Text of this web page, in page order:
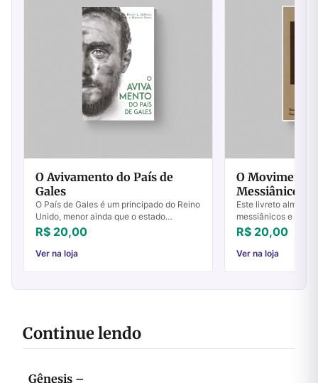
O Avivamento do País de
Gales
O País de Gales é um principado do Reino
Unido, menor ainda que o estado
brasileiro do Sergipe. No início do século
20, tinha uma população de pouco
mais de ...
R$ 20,00
Ver na loja
O Movimento
Messiânico
Este livreto almeja
messiânicos e seu
e teólogos cristãos
informações sobre
são os Ju...
R$ 20,00
Ver na loja
Continue lendo
Gênesis –